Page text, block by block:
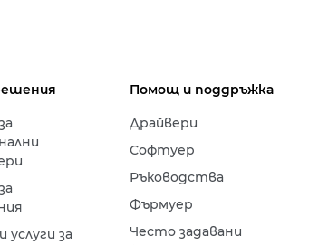
за
Помощ и поддръжка
Драйвери
Софтуер
Ръководства
Фърмуер
Често задавани